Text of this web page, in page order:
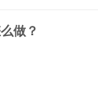
做？